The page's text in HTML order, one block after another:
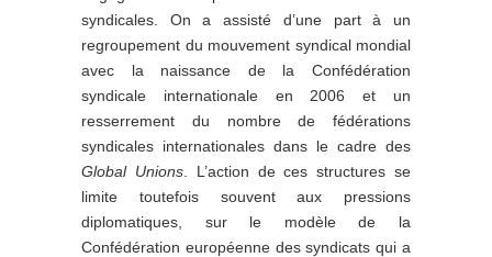
syndicales. On a assisté d’une part à un
regroupement du mouvement syndical mondial
avec la naissance de la Confédération
syndicale internationale en 2006 et un
resserrement du nombre de fédérations
syndicales internationales dans le cadre des
Global Unions. L’action de ces structures se
limite toutefois souvent aux pressions
diplomatiques, sur le modèle de la
Confédération européenne des syndicats qui a